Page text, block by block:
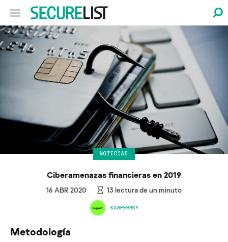
NOTICIAS
Ciberamenazas financieras en 2019
16 ABR 2020 13lectura de un minuto
KASPERSKY
Metodología